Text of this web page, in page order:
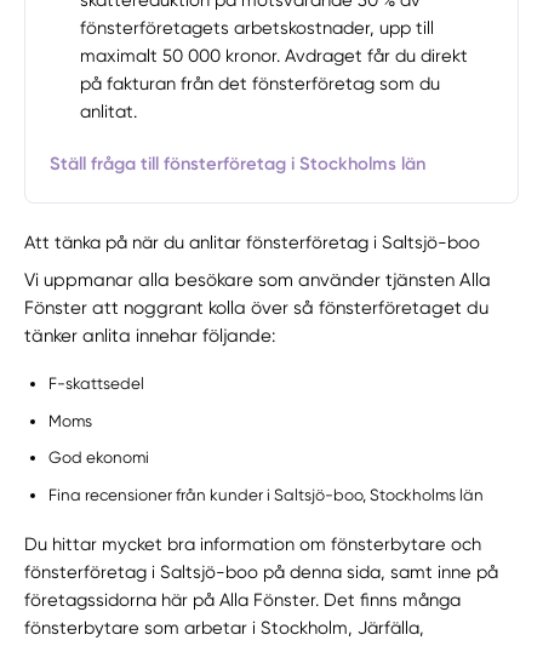
fönsterföretagets arbetskostnader, upp till
maximalt 50 000 kronor. Avdraget får du direkt
på fakturan från det fönsterföretag som du
anlitat.
Ställ fråga till fönsterföretag i Stockholms län
Att tänka på när du anlitar fönsterföretag i Saltsjö-boo
Vi uppmanar alla besökare som använder tjänsten Alla
Fönster att noggrant kolla över så fönsterföretaget du
tänker anlita innehar följande:
F-skattsedel
Moms
God ekonomi
Fina recensioner från kunder i Saltsjö-boo, Stockholms län
Du hittar mycket bra information om fönsterbytare och
fönsterföretag i Saltsjö-boo på denna sida, samt inne på
företagssidorna här på Alla Fönster. Det finns många
fönsterbytare som arbetar i Stockholm, Järfälla,